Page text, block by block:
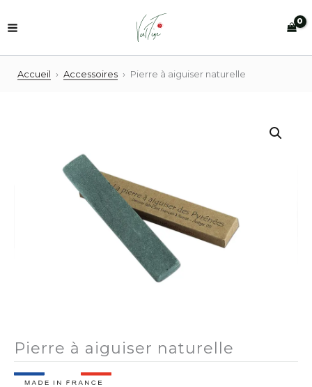
au
Accueil › Accessoires › Pierre à aiguiser naturelle
Pierre à aiguiser naturelle